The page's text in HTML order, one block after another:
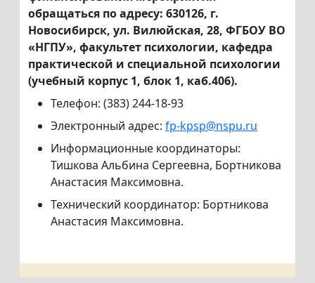
обращаться по адресу: 630126, г.
Новосибирск, ул. Вилюйская, 28, ФГБОУ ВО
«НГПУ», факультет психологии, кафедра
практической и специальной психологии
(учебный корпус 1, блок 1, каб.406).
Телефон: (383) 244-18-93
Электронный адрес: fp-kpsp@nspu.ru
Информационные координаторы:
Тишкова Альбина Сергеевна, Бортникова
Анастасия Максимовна.
Технический координатор: Бортникова
Анастасия Максимовна.